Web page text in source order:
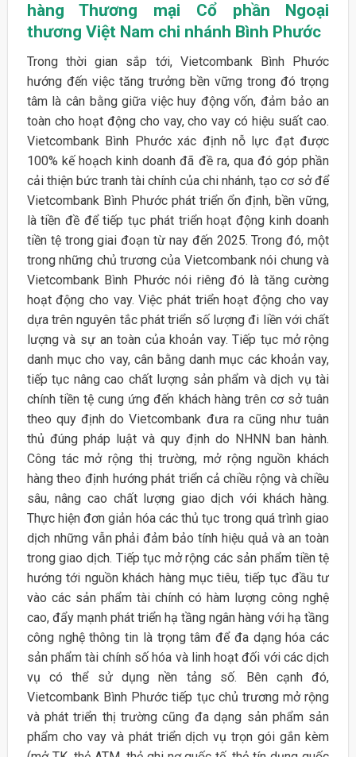
hàng Thương mại Cổ phần Ngoại
thương Việt Nam chi nhánh Bình Phước
Trong thời gian sắp tới, Vietcombank Bình Phước
hướng đến việc tăng trưởng bền vững trong đó trọng
tâm là cân bằng giữa việc huy động vốn, đảm bảo an
toàn cho hoạt động cho vay, cho vay có hiệu suất cao.
Vietcombank Bình Phước xác định nỗ lực đạt được
100% kế hoạch kinh doanh đã đề ra, qua đó góp phần
cải thiện bức tranh tài chính của chi nhánh, tạo cơ sở để
Vietcombank Bình Phước phát triển ổn định, bền vững,
là tiền đề để tiếp tục phát triển hoạt động kinh doanh
tiền tệ trong giai đoạn từ nay đến 2025. Trong đó, một
trong những chủ trương của Vietcombank nói chung và
Vietcombank Bình Phước nói riêng đó là tăng cường
hoạt động cho vay. Việc phát triển hoạt động cho vay
dựa trên nguyên tắc phát triển số lượng đi liền với chất
lượng và sự an toàn của khoản vay. Tiếp tục mở rộng
danh mục cho vay, cân bằng danh mục các khoản vay,
tiếp tục nâng cao chất lượng sản phẩm và dịch vụ tài
chính tiền tệ cung ứng đến khách hàng trên cơ sở tuân
theo quy định do Vietcombank đưa ra cũng như tuân
thủ đúng pháp luật và quy định do NHNN ban hành.
Công tác mở rộng thị trường, mở rộng nguồn khách
hàng theo định hướng phát triển cả chiều rộng và chiều
sâu, nâng cao chất lượng giao dịch với khách hàng.
Thực hiện đơn giản hóa các thủ tục trong quá trình giao
dịch những vẫn phải đảm bảo tính hiệu quả và an toàn
trong giao dịch. Tiếp tục mở rộng các sản phẩm tiền tệ
hướng tới nguồn khách hàng mục tiêu, tiếp tục đầu tư
vào các sản phẩm tài chính có hàm lượng công nghệ
cao, đẩy mạnh phát triển hạ tầng ngân hàng với hạ tầng
công nghệ thông tin là trọng tâm để đa dạng hóa các
sản phẩm tài chính số hóa và linh hoạt đối với các dịch
vụ có thể sử dụng nền tảng số. Bên cạnh đó,
Vietcombank Bình Phước tiếp tục chủ trương mở rộng
và phát triển thị trường cũng đa dạng sản phẩm sản
phẩm cho vay và phát triển dịch vụ trọn gói gắn kèm